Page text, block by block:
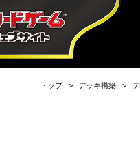
トップ デッキ構築